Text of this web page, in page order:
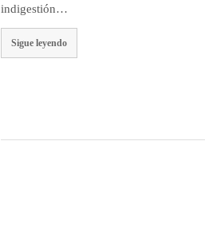
indigestión…
Sigue leyendo